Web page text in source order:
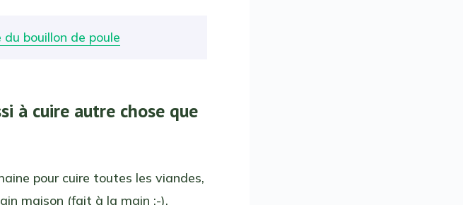
bouillon de poule
à cuire autre chose que
pour cuire toutes les viandes,
maison (fait à la main :-).